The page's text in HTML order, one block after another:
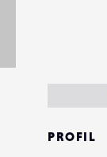
PROFIL